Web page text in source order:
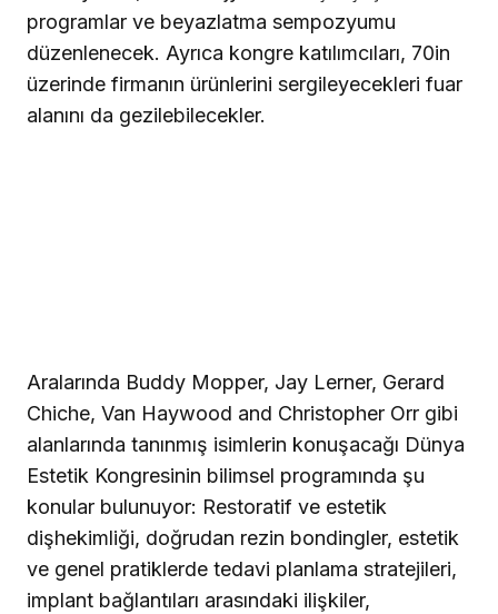
programlar ve beyazlatma sempozyumu
düzenlenecek. Ayrıca kongre katılımcıları, 70in
üzerinde firmanın ürünlerini sergileyecekleri fuar
alanını da gezilebilecekler.
Aralarında Buddy Mopper, Jay Lerner, Gerard
Chiche, Van Haywood and Christopher Orr gibi
alanlarında tanınmış isimlerin konuşacağı Dünya
Estetik Kongresinin bilimsel programında şu
konular bulunuyor: Restoratif ve estetik
dişhekimliği, doğrudan rezin bondingler, estetik
ve genel pratiklerde tedavi planlama stratejileri,
implant bağlantıları arasındaki ilişkiler,